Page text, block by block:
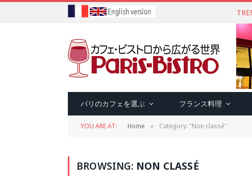
パリのカフェを選ぶ フランス料理
YOU ARE AT: Home » Category: "Non classé"
BROWSING: NON CLASSÉ